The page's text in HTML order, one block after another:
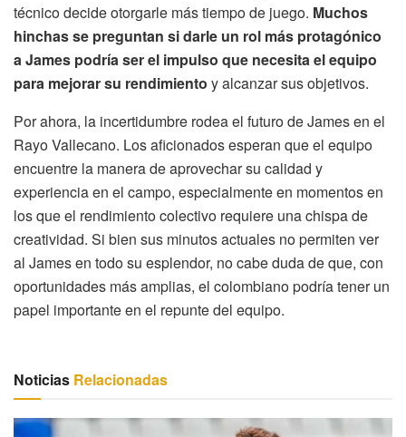
técnico decide otorgarle más tiempo de juego. Muchos
hinchas se preguntan si darle un rol más protagónico
a James podría ser el impulso que necesita el equipo
para mejorar su rendimiento y alcanzar sus objetivos.
Por ahora, la incertidumbre rodea el futuro de James en el
Rayo Vallecano. Los aficionados esperan que el equipo
encuentre la manera de aprovechar su calidad y
experiencia en el campo, especialmente en momentos en
los que el rendimiento colectivo requiere una chispa de
creatividad. Si bien sus minutos actuales no permiten ver
al James en todo su esplendor, no cabe duda de que, con
oportunidades más amplias, el colombiano podría tener un
papel importante en el repunte del equipo.
Noticias Relacionadas